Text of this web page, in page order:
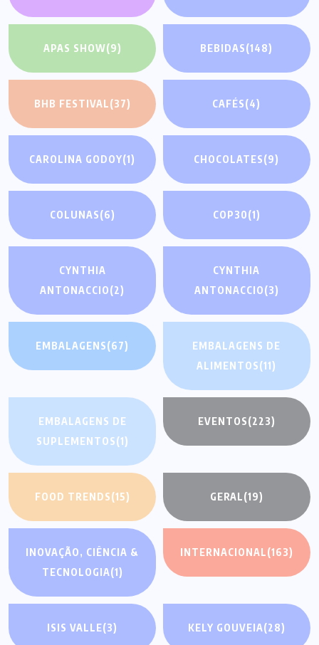
APAS SHOW(9) BEBIDAS(148)
BHB FESTIVAL(37) CAFÉS(4)
CAROLINA GODOY(1) CHOCOLATES(9)
COLUNAS(6) COP30(1)
CYNTHIA
ANTONACCIO(2)
CYNTHIA
ANTONACCIO(3)
EMBALAGENS(67)
EMBALAGENS DE
ALIMENTOS(11)
EMBALAGENS DE
SUPLEMENTOS(1)
EVENTOS(223)
FOOD TRENDS(15) GERAL(19)
INOVAÇÃO, CIÊNCIA &
TECNOLOGIA(1)
INTERNACIONAL(163)
ISIS VALLE(3) KELY GOUVEIA(28)